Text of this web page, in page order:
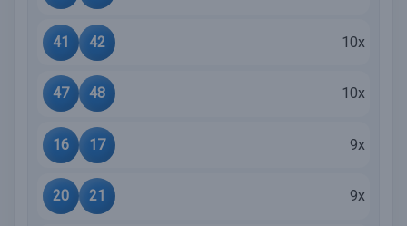
41 42 10x
47 48 10x
16 17 9x
20 21 9x